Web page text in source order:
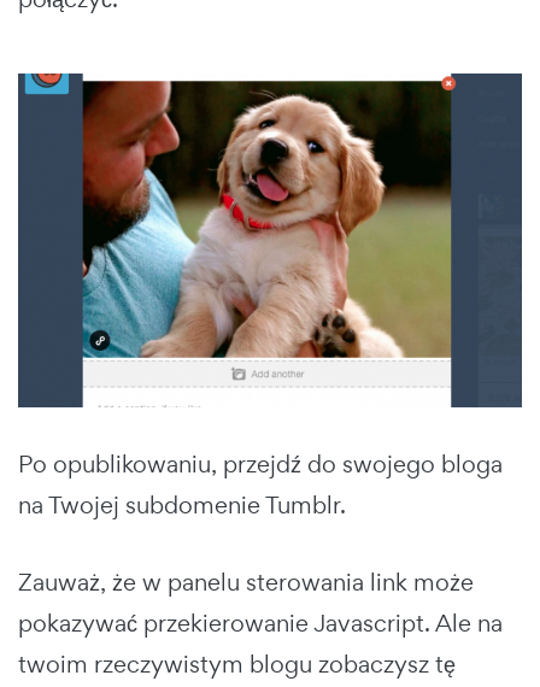
Po opublikowaniu, przejdź do swojego bloga
na Twojej subdomenie Tumblr.
Zauważ, że w panelu sterowania link może
pokazywać przekierowanie Javascript. Ale na
twoim rzeczywistym blogu zobaczysz tę